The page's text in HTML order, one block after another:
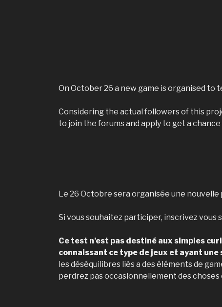
On October 26 a new game is organised to
Considering the actual followers of this
to join the forums and apply to get a
Le 26 Octobre sera organisée une nouvelle
Si vous souhaitez participer, inscrivez vous
Ce test n’est pas destiné aux simples
connaissant ce type de jeux et ayant
les déséquilibres liés a des éléments de
perdrez pas occasionnellement des choses